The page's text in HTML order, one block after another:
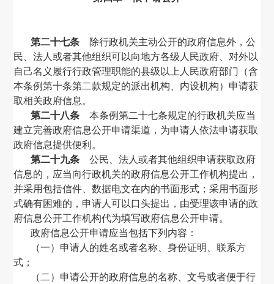
第二十七条 除行政机关主动公开的政府信息外，公
民、法人或者其他组织可以向地方各级人民政府、对外以
自己名义履行行政管理职能的县级以上人民政府部门（含
本条例第十条第二款规定的派出机构、内设机构）申请获
取相关政府信息。
第二十八条 本条例第二十七条规定的行政机关应当
建立完善政府信息公开申请渠道，为申请人依法申请获取
政府信息提供便利。
第二十九条 公民、法人或者其他组织申请获取政府
信息的，应当向行政机关的政府信息公开工作机构提出，
并采用包括信件、数据电文在内的书面形式；采用书面形
式确有困难的，申请人可以口头提出，由受理该申请的政
府信息公开工作机构代为填写政府信息公开申请。
政府信息公开申请应当包括下列内容：
（一）申请人的姓名或者名称、身份证明、联系方
式；
（二）申请公开的政府信息的名称、文号或者便于行